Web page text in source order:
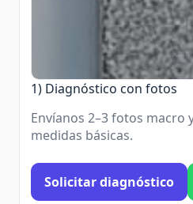
1) Diagnóstico con fotos
Envíanos 2–3 fotos macro
medidas básicas.
Solicitar diagnóstico